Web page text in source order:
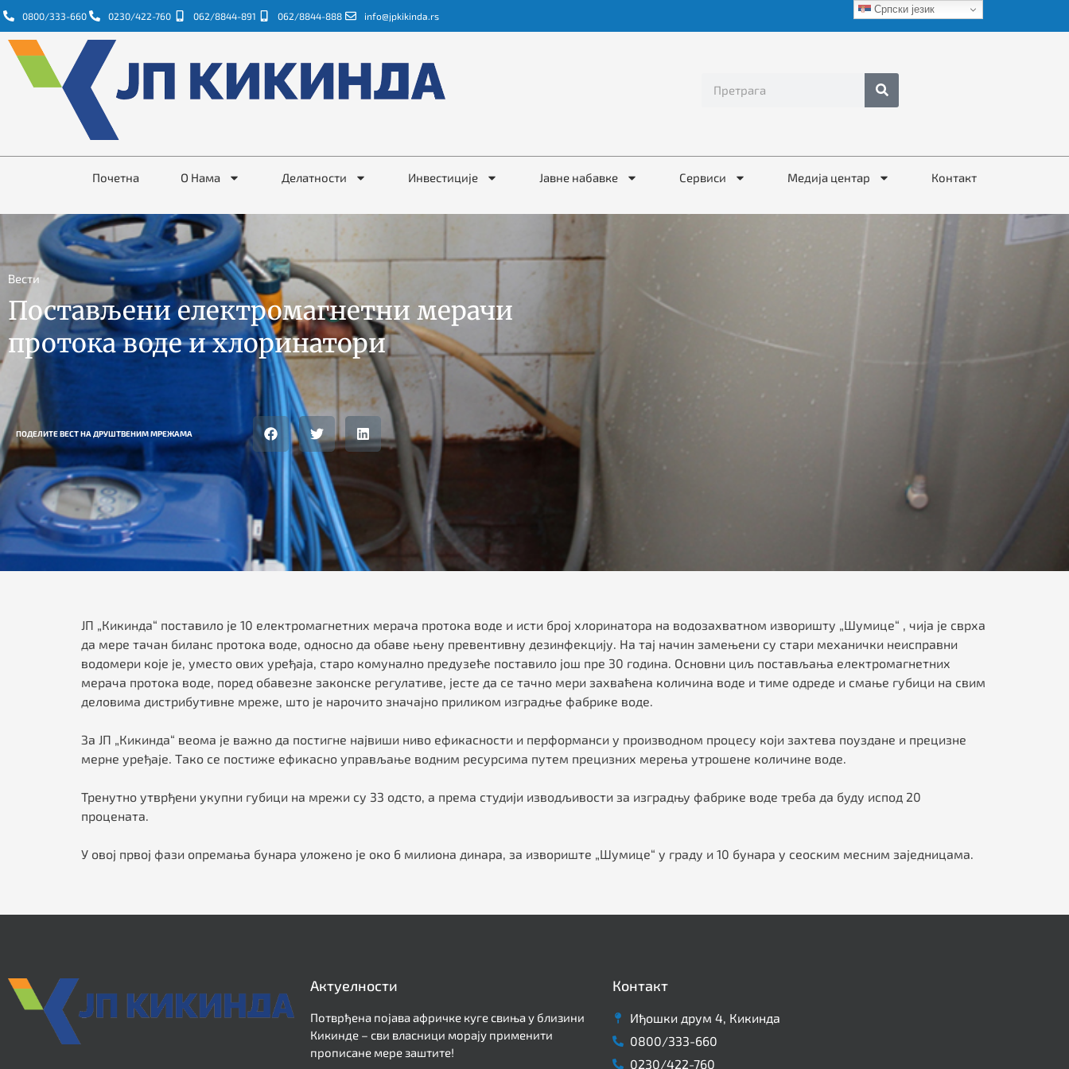
0800/333-660 0230/422-760 062/8844-891 062/8844-888 info@jpkikinda.rs
Почетна О Нама Делатности Инвестиције Јавне набавке Сервиси Медија центар Контакт
Вести
Постављени електромагнетни мерачи
протока воде и хлоринатори
ПОДЕЛИТЕ ВЕСТ НА ДРУШТВЕНИМ МРЕЖАМА
ЈП „Кикинда“ поставило је 10 електромагнетних мерача протока воде и исти број хлоринатора на водозахватном изворишту „Шумице“ , чија је сврха
да мере тачан биланс протока воде, односно да обаве њену превентивну дезинфекцију. На тај начин замењени су стари механички неисправни
водомери које је, уместо ових уређаја, старо комунално предузеће поставило још пре 30 година. Основни циљ постављања електромагнетних
мерача протока воде, поред обавезне законске регулативе, јесте да се тачно мери захваћена количина воде и тиме одреде и смање губици на свим
деловима дистрибутивне мреже, што је нарочито значајно приликом изградње фабрике воде.
За ЈП „Кикинда“ веома је важно да постигне највиши ниво ефикасности и перформанси у производном процесу који захтева поуздане и прецизне
мерне уређаје. Тако се постиже ефикасно управљање водним ресурсима путем прецизних мерења утрошене количине воде.
Тренутно утврђени укупни губици на мрежи су 33 одсто, а према студији изводљивости за изградњу фабрике воде треба да буду испод 20
процената.
У овој првој фази опремања бунара уложено је око 6 милиона динара, за извориште „Шумице“ у граду и 10 бунара у сеоским месним заједницама.
Актуелности
Потврђена појава афричке куге свиња у близини
Кикинде – сви власници морају применити
прописане мере заштите!
Контакт
Иђошки друм 4, Кикинда
0800/333-660
0230/422-760
Српски језик